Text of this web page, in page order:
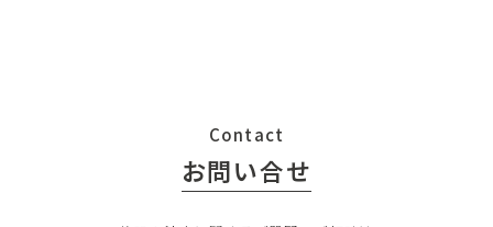
Contact
お問い合せ